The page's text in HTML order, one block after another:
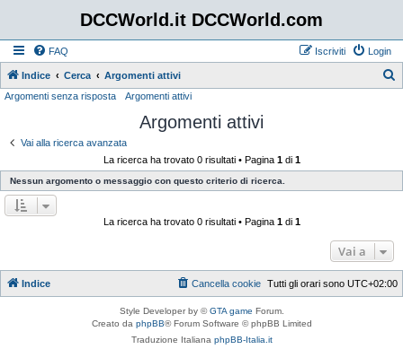
DCCWorld.it DCCWorld.com
FAQ Login
Iscriviti
Indice Cerca Argomenti attivi
Argomenti senza risposta Argomenti attivi
Argomenti attivi
Vai alla ricerca avanzata
La ricerca ha trovato 0 risultati • Pagina 1di 1
Nessun argomento o messaggio con questo criterio di ricerca.
La ricerca ha trovato 0 risultati • Pagina 1di 1
Vai a
Indice Tutti gli orari sono UTC+02:00
Cancella cookie
Style Developer by ©GTA game Forum.
Creato da phpBB® Forum Software © phpBB Limited
Traduzione Italiana phpBB-Italia.it